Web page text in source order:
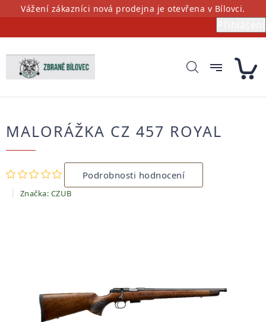
PřejítVážení zákazníci nová prodejna je otevřena v Bílovci.
MALORÁŽKA CZ 457 ROYAL
Průměrné
hodnocení
produktu
je
Podrobnosti hodnocení
Značka: CZUB